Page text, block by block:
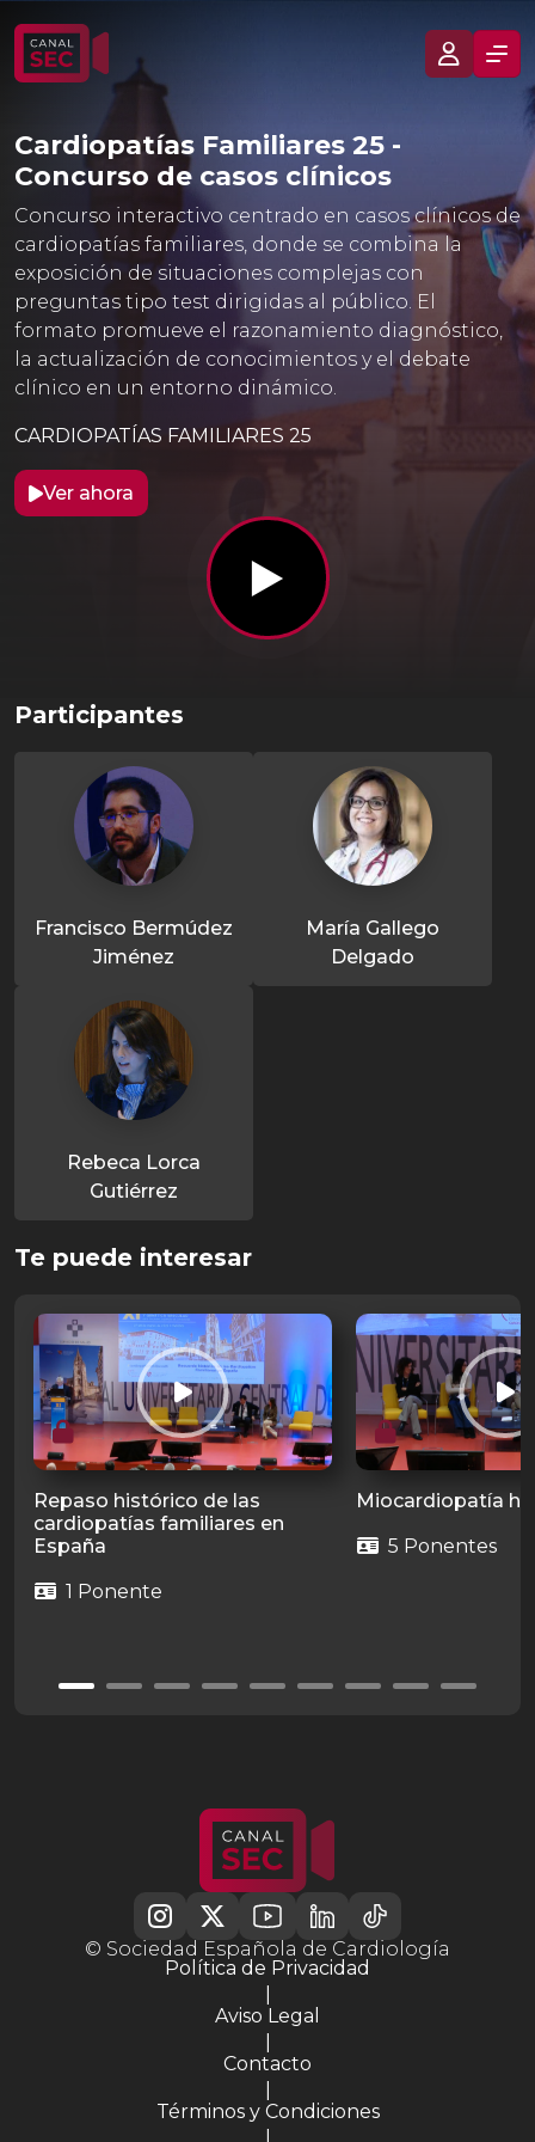
Cardiopatías Familiares 25 -
Concurso de casos clínicos
Concurso interactivo centrado en casos clínicos de
cardiopatías familiares, donde se combina la
exposición de situaciones complejas con
preguntas tipo test dirigidas al público. El
formato promueve el razonamiento diagnóstico,
la actualización de conocimientos y el debate
clínico en un entorno dinámico.
CARDIOPATÍAS FAMILIARES 25
Ver ahora
Participantes
Francisco Bermúdez
Jiménez
María Gallego
Delgado
Rebeca Lorca
Gutiérrez
Te puede interesar
Repaso histórico de las
cardiopatías familiares en
España
1 Ponente
Miocardiopatía
5 Ponentes
© Sociedad Española de Cardiología
Política de Privacidad
|
Aviso Legal
|
Contacto
|
Términos y Condiciones
|